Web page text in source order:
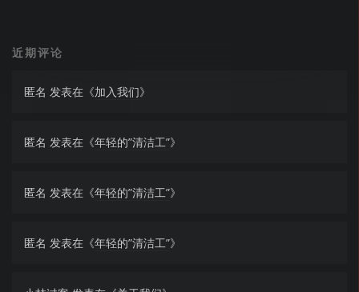
近期评论
匿名 发表在《加入我们》
匿名 发表在《年轻的”清洁工”》
匿名 发表在《年轻的”清洁工”》
匿名 发表在《年轻的”清洁工”》